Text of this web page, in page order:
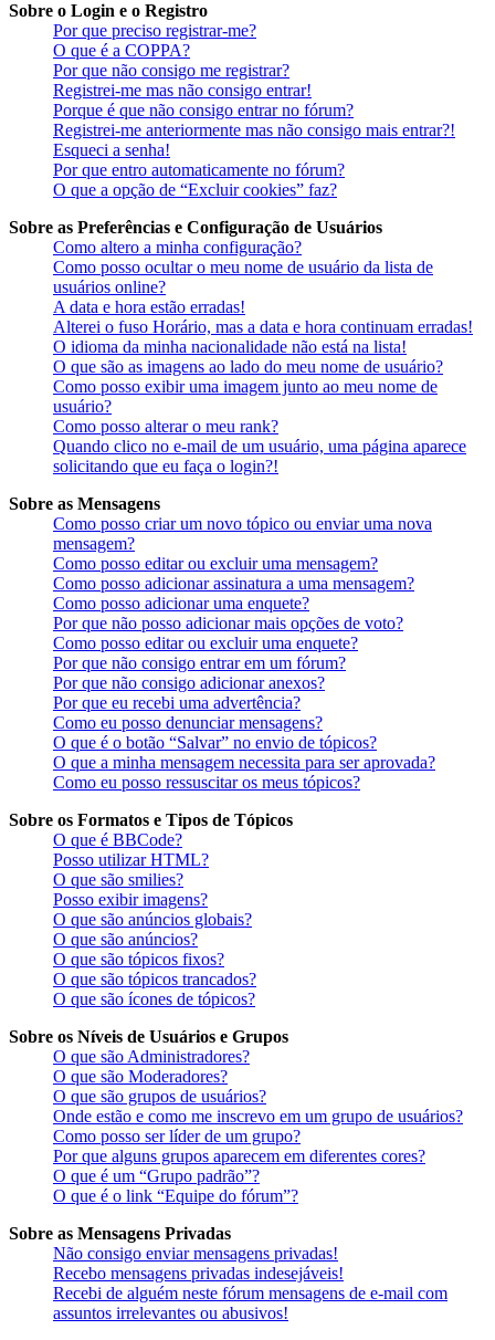
Sobre o Login e o Registro
Por que preciso registrar-me?
O que é a COPPA?
Por que não consigo me registrar?
Registrei-me mas não consigo entrar!
Porque é que não consigo entrar no fórum?
Registrei-me anteriormente mas não consigo mais entrar?!
Esqueci a senha!
Por que entro automaticamente no fórum?
O que a opção de “Excluir cookies” faz?
Sobre as Preferências e Configuração de Usuários
Como altero a minha configuração?
Como posso ocultar o meu nome de usuário da lista de
usuários online?
A data e hora estão erradas!
Alterei o fuso Horário, mas a data e hora continuam erradas!
O idioma da minha nacionalidade não está na lista!
O que são as imagens ao lado do meu nome de usuário?
Como posso exibir uma imagem junto ao meu nome de
usuário?
Como posso alterar o meu rank?
Quando clico no e-mail de um usuário, uma página aparece
solicitando que eu faça o login?!
Sobre as Mensagens
Como posso criar um novo tópico ou enviar uma nova
mensagem?
Como posso editar ou excluir uma mensagem?
Como posso adicionar assinatura a uma mensagem?
Como posso adicionar uma enquete?
Por que não posso adicionar mais opções de voto?
Como posso editar ou excluir uma enquete?
Por que não consigo entrar em um fórum?
Por que não consigo adicionar anexos?
Por que eu recebi uma advertência?
Como eu posso denunciar mensagens?
O que é o botão “Salvar” no envio de tópicos?
O que a minha mensagem necessita para ser aprovada?
Como eu posso ressuscitar os meus tópicos?
Sobre os Formatos e Tipos de Tópicos
O que é BBCode?
Posso utilizar HTML?
O que são smilies?
Posso exibir imagens?
O que são anúncios globais?
O que são anúncios?
O que são tópicos fixos?
O que são tópicos trancados?
O que são ícones de tópicos?
Sobre os Níveis de Usuários e Grupos
O que são Administradores?
O que são Moderadores?
O que são grupos de usuários?
Onde estão e como me inscrevo em um grupo de usuários?
Como posso ser líder de um grupo?
Por que alguns grupos aparecem em diferentes cores?
O que é um “Grupo padrão”?
O que é o link “Equipe do fórum”?
Sobre as Mensagens Privadas
Não consigo enviar mensagens privadas!
Recebo mensagens privadas indesejáveis!
Recebi de alguém neste fórum mensagens de e-mail com
assuntos irrelevantes ou abusivos!